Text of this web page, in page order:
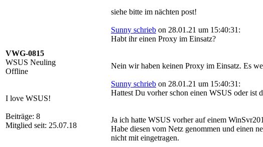
VWG-0815
WSUS Neuling
Offline
I love WSUS!
Beiträge: 8
Mitglied seit: 25.07.18
siehe bitte im nächten post!
Sunny schrieb on 28.01.21 um 15:40:31:
Habt ihr einen Proxy im Einsatz?
Nein wir haben keinen Proxy im Einsatz. Es
Sunny schrieb on 28.01.21 um 15:40:31:
Hattest Du vorher schon einen WSUS oder ist
Ja ich hatte WSUS vorher auf einem
Habe diesen vom Netz genommen und einen
nicht mit eingetragen.